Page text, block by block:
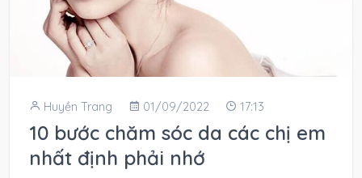
Huyền Trang 01/09/2022 17:13
10 bước chăm sóc da các chị em
nhất định phải nhớ